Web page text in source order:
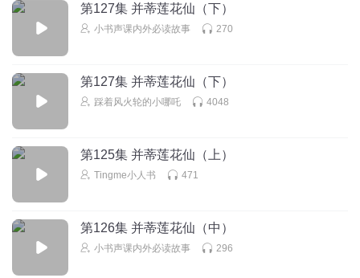
第127集 并蒂莲花仙（下）
小书声课内外必读故事 270
第127集 并蒂莲花仙（下）
踩着风火轮的小哪吒 4048
第125集 并蒂莲花仙（上）
Tingme小人书 471
第126集 并蒂莲花仙（中）
小书声课内外必读故事 296